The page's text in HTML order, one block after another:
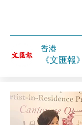
香港
《文匯報》